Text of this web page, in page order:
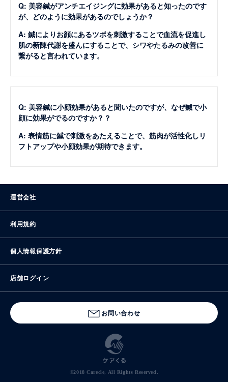
Q: 美容鍼がアンチエイジングに効果があると知ったのです
が、どのように効果があるのでしょうか？
A: 鍼によりお顔にあるツボを刺激することで血流を促進し
肌の新陳代謝を盛んにすることで、シワやたるみの改善に
繋がると言われています。
Q: 美容鍼に小顔効果があると聞いたのですが、なぜ鍼で小
顔に効果がでるのですか？？
A: 表情筋に鍼で刺激をあたえることで、筋肉が活性化しリ
フトアップや小顔効果が期待できます。
運営会社
利用規約
個人情報保護方針
店舗ログイン
お問い合わせ
©2018 Carecle, All Rights Reserved.